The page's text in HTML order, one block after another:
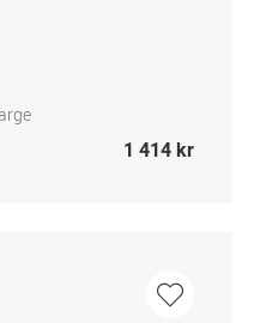
1 414 kr